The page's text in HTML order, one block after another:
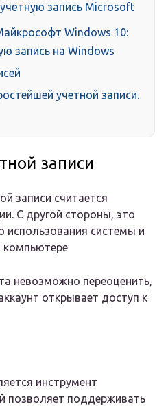
запись Microsoft
Windows 10:
запись на Windows
учетной записи.
записи
записи считается
С другой стороны, это
использования системы и
компьютере
невозможно переоценить,
открывает доступ к
инструмент
позволяет поддерживать